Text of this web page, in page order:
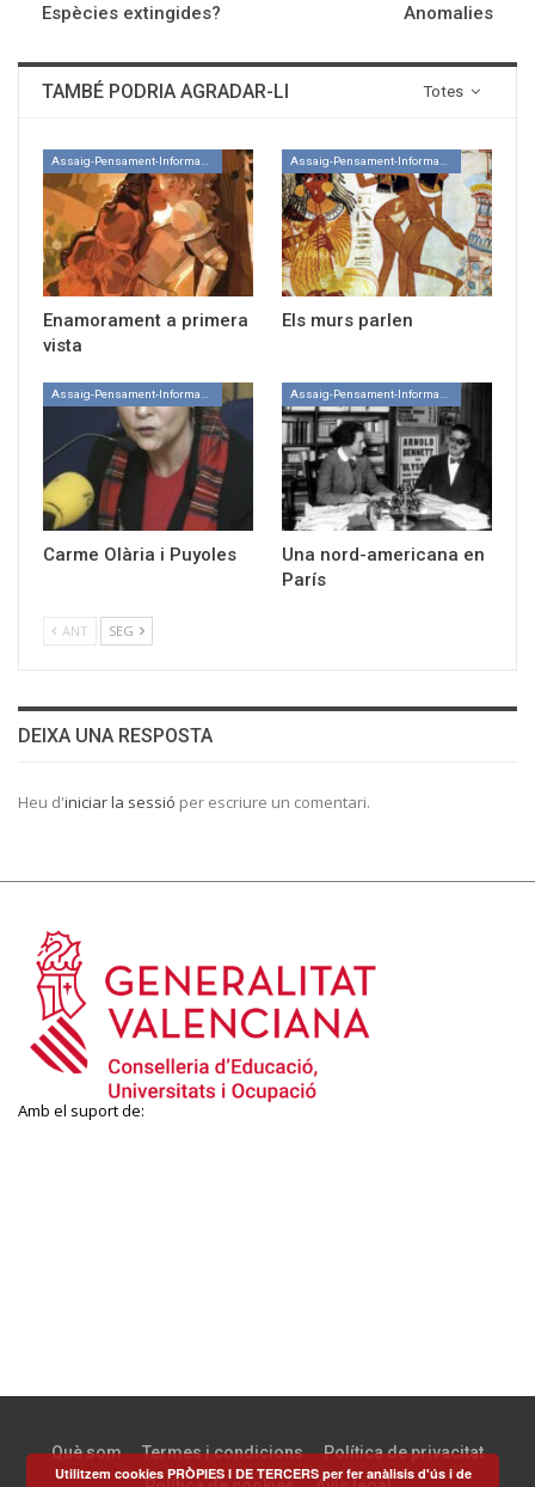
Espècies extingides? Anomalies
Totes
TAMBÉ PODRIA AGRADAR-LI
Enamorament a primera
vista
Els murs parlen
Assaig-Pensament-Informació
Carme Olària i Puyoles
Assaig-Pensament-Informació
Una nord-americana en
París
ANT SEG
DEIXA UNA RESPOSTA
Heu d'iniciar la sessió per escriure un comentari.
Amb el suport de:
Què som Termes i condicions
Política de privacitat
Utilitzem cookies PRÒPIES I DE TERCERS per fer anàlisis d'ús i de